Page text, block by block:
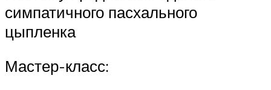
симпатичного пасхального
цыпленка
Мастер-класс: